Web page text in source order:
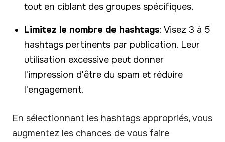
tout en ciblant des groupes spécifiques.
Limitez le nombre de hashtags: Visez 3 à 5
hashtags pertinents par publication. Leur
utilisation excessive peut donner
l'impression d'être du spam et réduire
l'engagement.
En sélectionnant les hashtags appropriés, vous
augmentez les chances de vous faire